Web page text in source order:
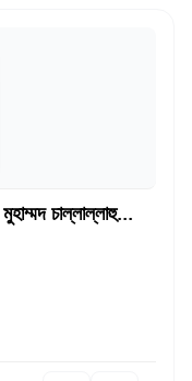
চাল্লাল্লাহু...